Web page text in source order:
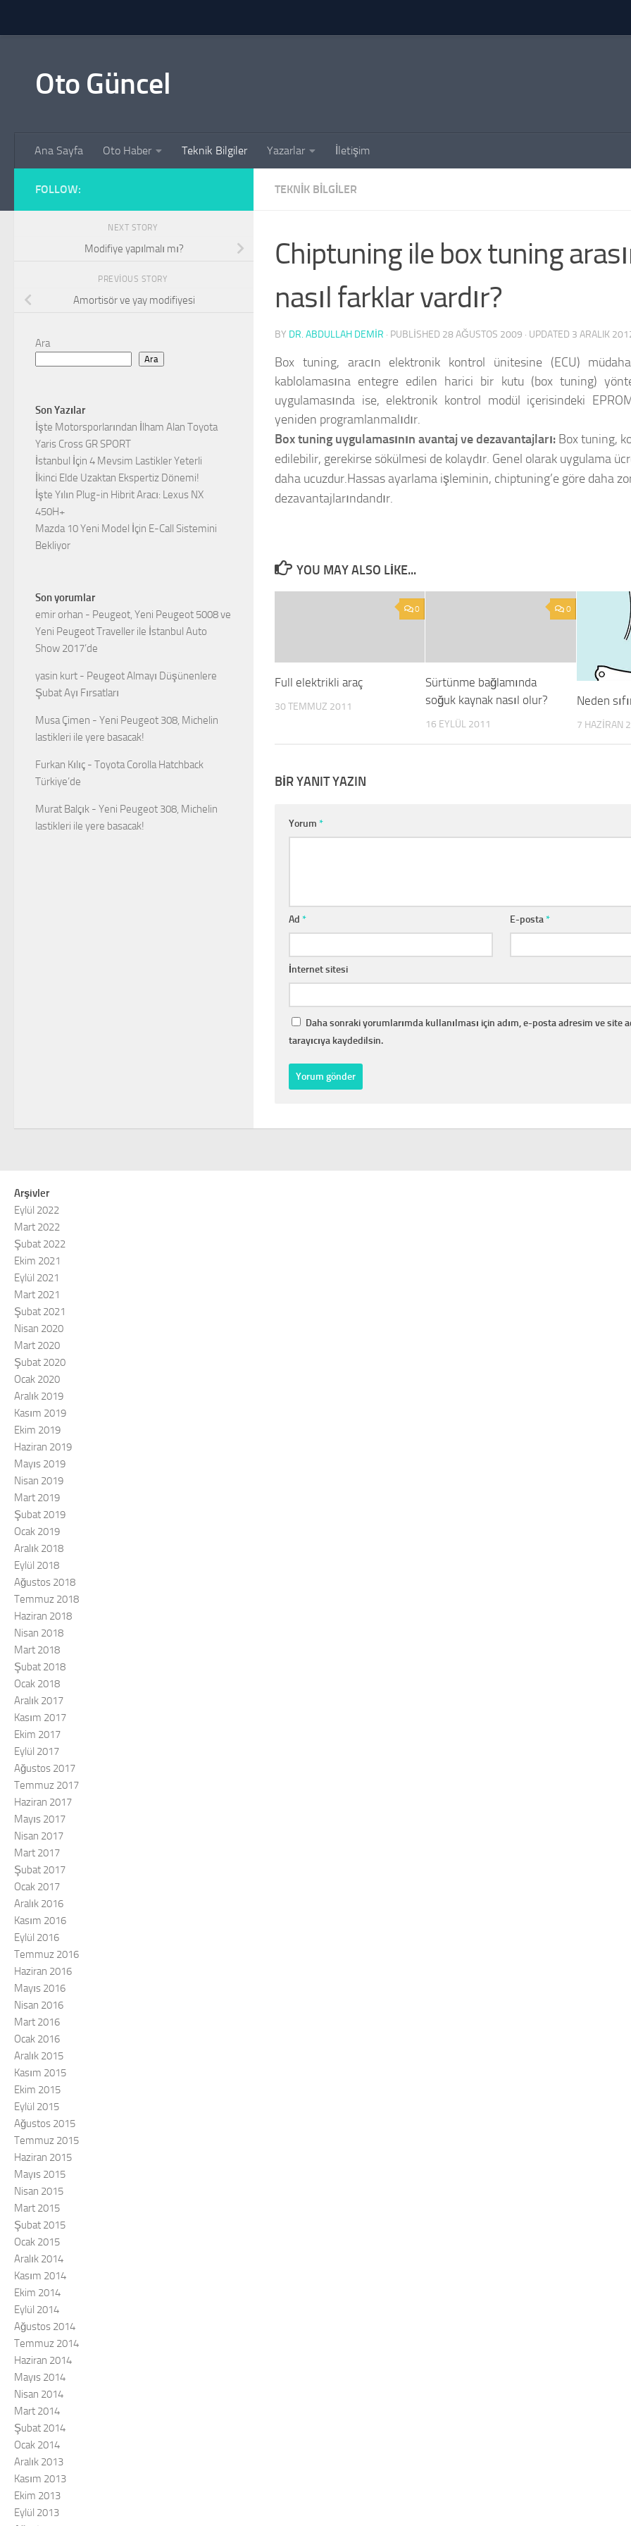
Oto Güncel
Ana Sayfa Oto Haber Teknik Bilgiler Yazarlar İletişim
TEKNIK BILGILER
Chiptuning ile box tuning
nasıl farklar vardır?
BY DR. ABDULLAH DEMİR · PUBLISHED 28 AĞUSTOS 2009 · UPDATED 3 ARALIK
Box tuning, aracın elektronik kontrol ünitesine (ECU)
kablolamasına entegre edilen harici bir kutu (box tuning)
uygulamasında ise, elektronik kontrol modül içerisindeki
yeniden programlanmalıdır.
Box tuning uygulamasının avantaj ve dezavantajları: Box tuning,
edilebilir, gerekirse sökülmesi de kolaydır. Genel olarak uygulama
daha ucuzdur.Hassas ayarlama işleminin, chiptuning’e göre daha
dezavantajlarındandır.
YOU MAY ALSO LIKE...
0
Full elektrikli araç
30 TEMMUZ 2011
0
Sürtünme bağlamında
soğuk kaynak nasıl olur?
16 EYLÜL 2011
Neden
7 HAZIRAN
BIR YANIT YAZIN
Yorum *
Ad * E-posta*
İnternet sitesi
Daha sonraki yorumlarımda kullanılması için adım, e-posta adresim ve site
tarayıcıya kaydedilsin.
FOLLOW:
NEXT STORY
Modifiye yapılmalı mı?
PREVIOUS STORY
Amortisör ve yay modifiyesi
Ara
Ara
Son Yazılar
İşte Motorsporlarından İlham Alan Toyota
Yaris Cross GR SPORT
İstanbul İçin 4 Mevsim Lastikler Yeterli
İkinci Elde Uzaktan Ekspertiz Dönemi!
İşte Yılın Plug-in Hibrit Aracı: Lexus NX
450H+
Mazda 10 Yeni Model İçin E-Call Sistemini
Bekliyor
Son yorumlar
emir orhan - Peugeot, Yeni Peugeot 5008 ve
Yeni Peugeot Traveller ile İstanbul Auto
Show 2017’de
yasin kurt - Peugeot Almayı Düşünenlere
Şubat Ayı Fırsatları
Musa Çimen - Yeni Peugeot 308, Michelin
lastikleri ile yere basacak!
Furkan Kılıç - Toyota Corolla Hatchback
Türkiye’de
Murat Balçık - Yeni Peugeot 308, Michelin
lastikleri ile yere basacak!
Arşivler
Eylül 2022
Mart 2022
Şubat 2022
Ekim 2021
Eylül 2021
Mart 2021
Şubat 2021
Nisan 2020
Mart 2020
Şubat 2020
Ocak 2020
Aralık 2019
Kasım 2019
Ekim 2019
Haziran 2019
Mayıs 2019
Nisan 2019
Mart 2019
Şubat 2019
Ocak 2019
Aralık 2018
Eylül 2018
Ağustos 2018
Temmuz 2018
Haziran 2018
Nisan 2018
Mart 2018
Şubat 2018
Ocak 2018
Aralık 2017
Kasım 2017
Ekim 2017
Eylül 2017
Ağustos 2017
Temmuz 2017
Haziran 2017
Mayıs 2017
Nisan 2017
Mart 2017
Şubat 2017
Ocak 2017
Aralık 2016
Kasım 2016
Eylül 2016
Temmuz 2016
Haziran 2016
Mayıs 2016
Nisan 2016
Mart 2016
Ocak 2016
Aralık 2015
Kasım 2015
Ekim 2015
Eylül 2015
Ağustos 2015
Temmuz 2015
Haziran 2015
Mayıs 2015
Nisan 2015
Mart 2015
Şubat 2015
Ocak 2015
Aralık 2014
Kasım 2014
Ekim 2014
Eylül 2014
Ağustos 2014
Temmuz 2014
Haziran 2014
Mayıs 2014
Nisan 2014
Mart 2014
Şubat 2014
Ocak 2014
Aralık 2013
Kasım 2013
Ekim 2013
Eylül 2013